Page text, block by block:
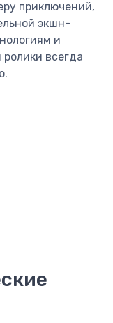
приключений,
экшн-
и
всегда